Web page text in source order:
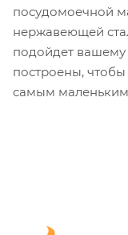
посудомоечной
нержавеющей
подойдет
построены, чтобы
самым